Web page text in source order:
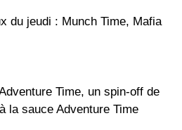
du jeudi : Munch Time, Mafia
Time, un spin-off de
la sauce Adventure Time